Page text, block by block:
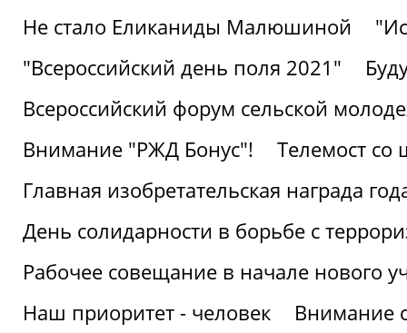
Не стало Еликаниды Малюшиной
"Всероссийский день поля 2021"
Всероссийский форум сельской
Внимание "РЖД Бонус"!
Телемост
Главная изобретательская награда
День солидарности в борьбе с
Рабочее совещание в начале нового
Наш приоритет - человек
Внимание